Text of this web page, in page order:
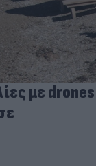
με drones